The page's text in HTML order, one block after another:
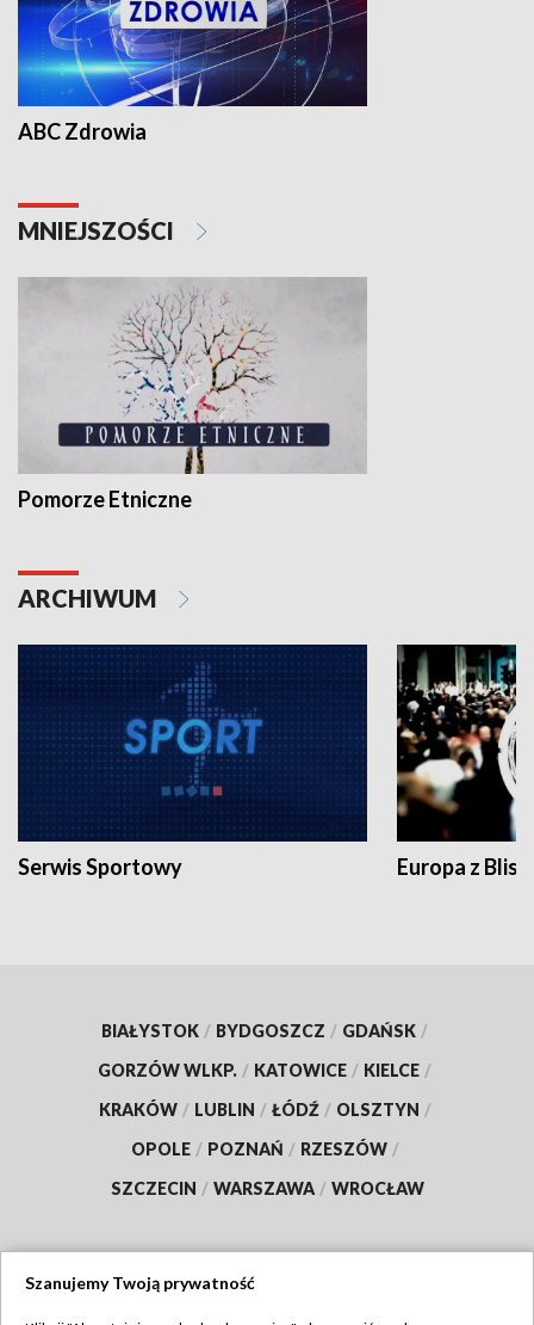
ABC Zdrowia
MNIEJSZOŚCI
Pomorze Etniczne
ARCHIWUM
Serwis Sportowy Europa z
BIAŁYSTOK / BYDGOSZCZ / GDAŃSK /
GORZÓW WLKP. / KATOWICE / KIELCE /
KRAKÓW / LUBLIN / ŁÓDŹ / OLSZTYN /
OPOLE / POZNAŃ / RZESZÓW /
SZCZECIN / WARSZAWA / WROCŁAW
Szanujemy Twoją prywatność